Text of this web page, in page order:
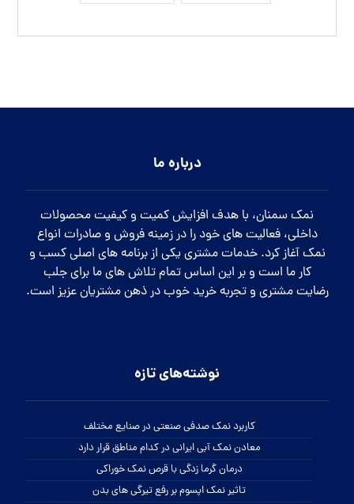
درباره ما
نمک سمنان، با هدف افزایش کمیت و کیفیت محصولات
داخلی، فعالیت های خود را در زمینه فروش و صادرات انواع
نمک آغاز کرد. خدمات مشتری یکی از برنامه های اصلی کسب و
کار ما است و بر این اساس تمام تلاش های ما برای جلب
رضایت مشتری و تجربه خرید خوب در ذهن مشتریان عزیز است.
نوشته‌های تازه
کاربرد نمک صدفی صنعتی در صنایع مختلف
معادن نمک آبی ایرانی در کدام مناطق قرار دارد
درمان گرما زدگی با قرص نمک خوراکی
تاثیر نمک اپسوم بر رفع تیرگی های بدن